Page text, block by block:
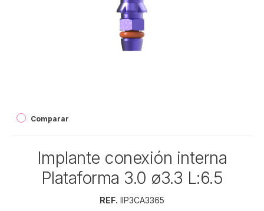
Comparar
Implante conexión interna
Plataforma 3.0 ø3.3 L:6.5
REF. IIP3CA3365